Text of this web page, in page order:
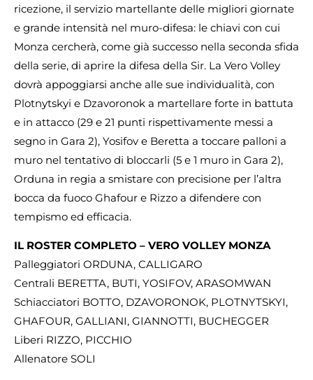
ricezione, il servizio martellante delle migliori giornate
e grande intensità nel muro-difesa: le chiavi con cui
Monza cercherà, come già successo nella seconda sfida
della serie, di aprire la difesa della Sir. La Vero Volley
dovrà appoggiarsi anche alle sue individualità, con
Plotnytskyi e Dzavoronok a martellare forte in battuta
e in attacco (29 e 21 punti rispettivamente messi a
segno in Gara 2), Yosifov e Beretta a toccare palloni a
muro nel tentativo di bloccarli (5 e 1 muro in Gara 2),
Orduna in regia a smistare con precisione per l’altra
bocca da fuoco Ghafour e Rizzo a difendere con
tempismo ed efficacia.
IL ROSTER COMPLETO – VERO VOLLEY MONZA
Palleggiatori ORDUNA, CALLIGARO
Centrali BERETTA, BUTI, YOSIFOV, ARASOMWAN
Schiacciatori BOTTO, DZAVORONOK, PLOTNYTSKYI,
GHAFOUR, GALLIANI, GIANNOTTI, BUCHEGGER
Liberi RIZZO, PICCHIO
Allenatore SOLI